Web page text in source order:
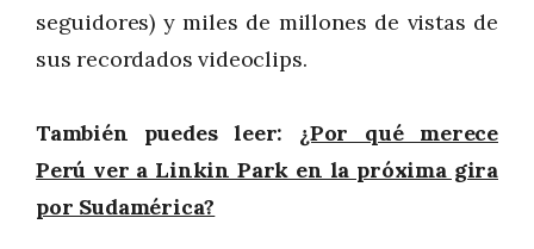
seguidores) y miles de millones de vistas de
sus recordados videoclips.
También puedes leer:
¿Por qué merece
Perú ver a Linkin Park en la próxima gira
por Sudamérica?